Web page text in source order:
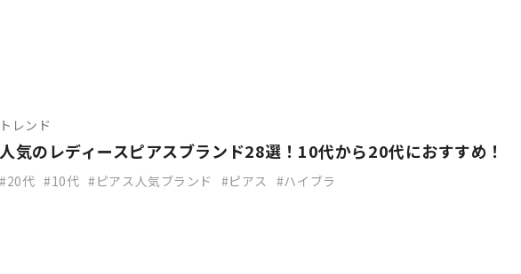
トレンド
人気のレディースピアスブランド28選！10代から20代におすすめ！
20代 10代 ピアス人気ブランド ピアス ハイブラ